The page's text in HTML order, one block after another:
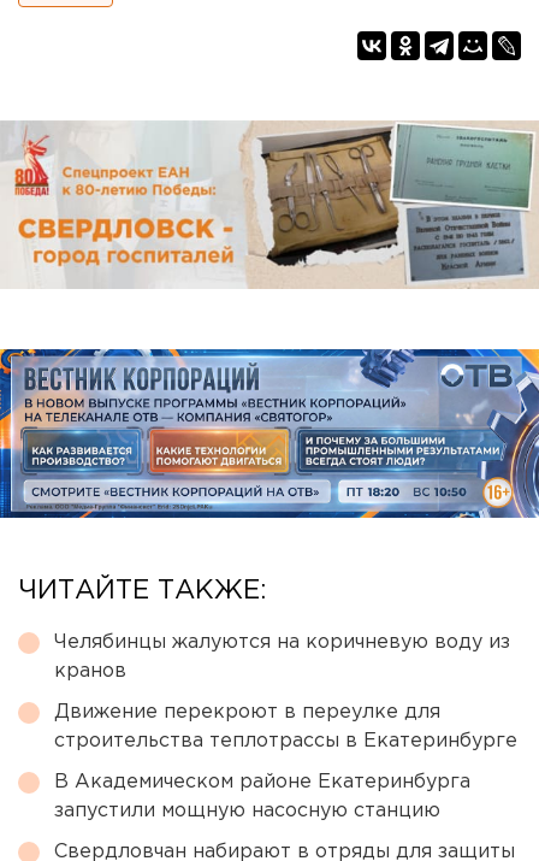
ЧИТАЙТЕ ТАКЖЕ:
Челябинцы жалуются на коричневую воду из
кранов
Движение перекроют в переулке для
строительства теплотрассы в Екатеринбурге
В Академическом районе Екатеринбурга
запустили мощную насосную станцию
Свердловчан набирают в отряды для защиты